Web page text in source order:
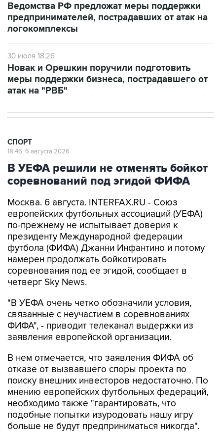
Ведомства РФ предложат меры поддержки
предпринимателей, пострадавших от атак на
логокомплексы
30 июля 18:26
Новак и Орешкин поручили подготовить
меры поддержки бизнеса, пострадавшего от
атак на "РВБ"
СПОРТ
18:46, 6 августа 2026
В УЕФА решили не отменять бойкот
соревнований под эгидой ФИФА
Москва. 6 августа. INTERFAX.RU - Союз
европейских футбольных ассоциаций (УЕФА)
по-прежнему не испытывает доверия к
президенту Международной федерации
футбола (ФИФА) Джанни Инфантино и потому
намерен продолжать бойкотировать
соревнования под ее эгидой, сообщает в
четверг Sky News.
"В УЕФА очень четко обозначили условия,
связанные с неучастием в соревнованиях
ФИФА", - приводит телеканал выдержки из
заявления европейской организации.
В нем отмечается, что заявления ФИФА об
отказе от вызвавшего споры проекта по
поиску внешних инвесторов недостаточно. По
мнению европейских футбольных федераций,
необходимо также "гарантировать, что
подобные попытки изуродовать нашу игру
больше не будут предприниматься никогда".